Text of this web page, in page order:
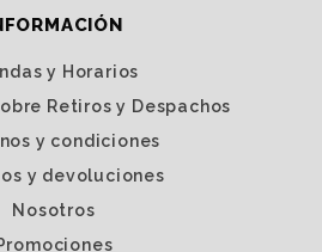
y Horarios
Retiros y Despachos
y condiciones
y devoluciones
Nosotros